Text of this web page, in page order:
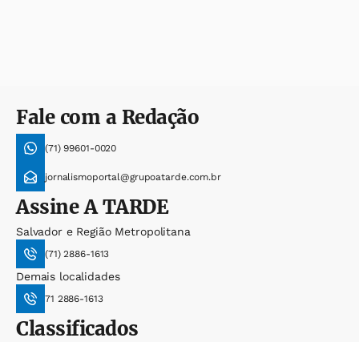
Fale com a Redação
(71) 99601-0020
jornalismoportal@grupoatarde.com.br
AssineA TARDE
Salvador e Região Metropolitana
(71) 2886-1613
Demais localidades
71 2886-1613
Classificados